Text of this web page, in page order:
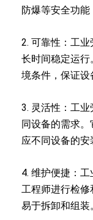
防爆等安全功能
2. 可靠性：工
长时间稳定运
境条件，保证设
3. 灵活性：工
同设备的需求
应不同设备的安
4. 维护便捷：
工程师进行检修
易于拆卸和组装